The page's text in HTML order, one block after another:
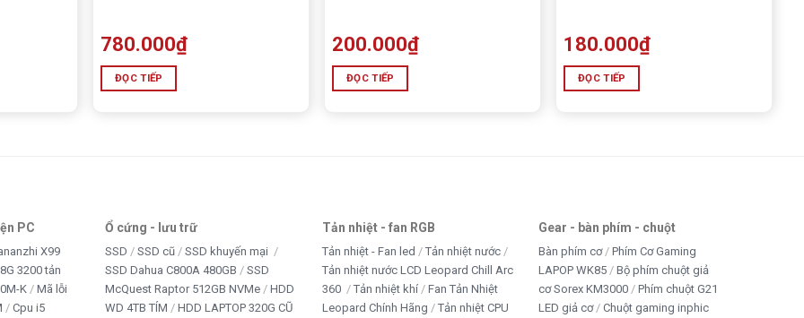
KM3000
bật, phù hợp với không gian học tập, làm việc hoặc giải trí.
780.000₫
ĐỌC TIẾP
200.000₫
ĐỌC TIẾP
180.000₫
ĐỌC TIẾP
PC
X99
3200 tản
K
Mã lỗi
Cpu i5
Ổ cứng - lưu trữ
SSD SSD cũ
SSD khuyến mại
SSD Dahua C800A 480GB
SSD
McQuest Raptor 512GB NVMe
HDD
WD 4TB TÍM
HDD LAPTOP 320G CŨ
Tản nhiệt - fan RGB
Tản nhiệt - Fan led
Tản nhiệt nước
Tản nhiệt nước LCD Leopard Chill Arc
360
Tản nhiệt khí
Fan Tản Nhiệt
Leopard Chính Hãng
Tản nhiệt CPU
Gear - bàn phím - chuột
Bàn phím cơ
Phím Cơ Gaming
LAPOP WK85
Bộ phím chuột giả
cơ Sorex KM3000
Phím chuột G21
LED giả cơ
Chuột gaming inphic